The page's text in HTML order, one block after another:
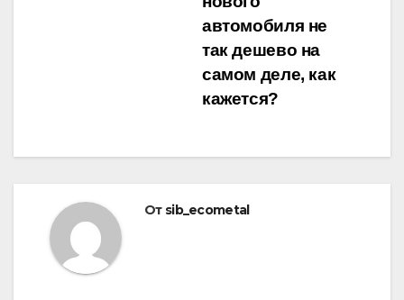
автомобиля не
так дешево на
самом деле, как
кажется?
От sib_ecometal